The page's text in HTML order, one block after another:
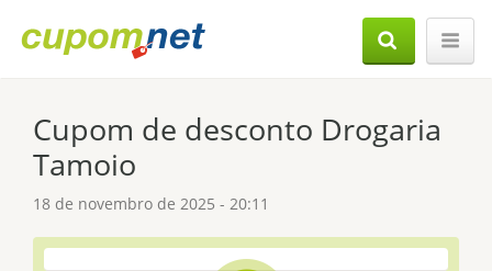
Cupom de desconto Drogaria
Tamoio
18 de novembro de 2025 - 20:11